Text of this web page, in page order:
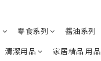
零食系列 醬油系列
清潔用品
家居精品 用品